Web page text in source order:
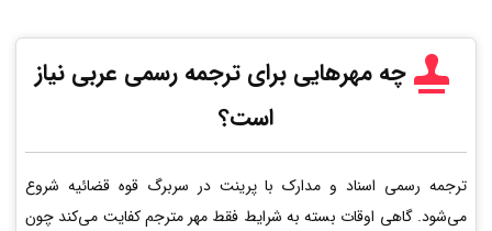
چه مهرهایی برای ترجمه رسمی عربی نیاز
است؟
ترجمه رسمی اسناد و مدارک با پرینت در سربرگ قوه قضائیه شروع
می‌شود. گاهی اوقات بسته به شرایط فقط مهر مترجم کفایت می‌کند چون